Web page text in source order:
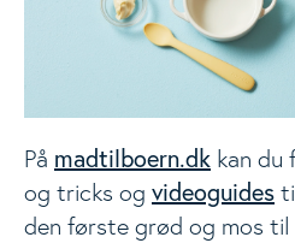
På madtilboern.dk kan du
og tricks og videoguides
den første grød og mos